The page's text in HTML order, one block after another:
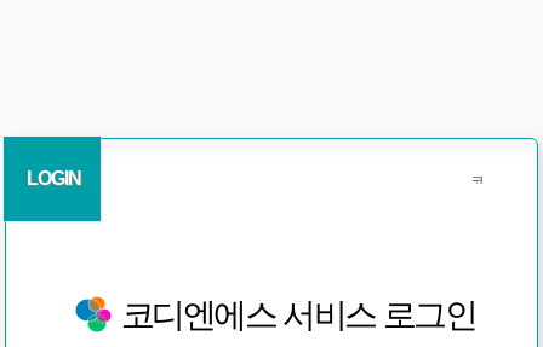
LOGIN
코디엔에스 서비스 로그인